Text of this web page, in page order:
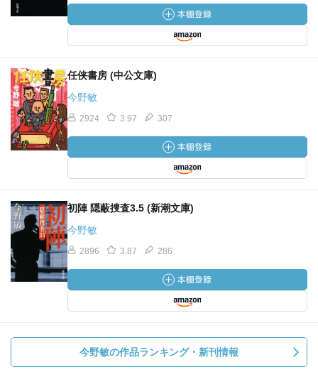
任侠書房 (中公文庫)
今野敏
2924 3.97 307
初陣 隠蔽捜査3.5 (新潮文庫)
今野敏
2896 3.87 286
今野敏の作品ランキング・新刊情報